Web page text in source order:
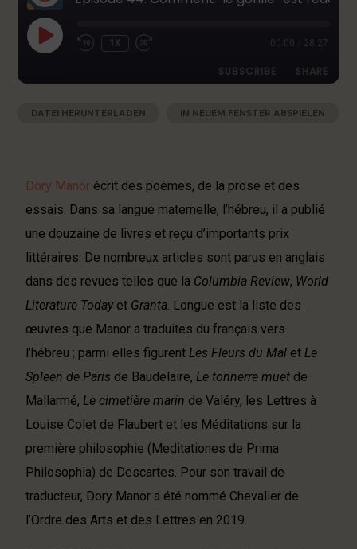
1X 00:00 28:27
SUBSCRIBE SHARE
Apple Podcasts Deezer
RSS FEED
SHARE
EMBED
DATEI HERUNTERLADEN
IN NEUEM FENSTER ABSPIELEN
Dory Manor écrit des poèmes, de la prose et des
essais. Dans sa langue maternelle, l’hébreu, il a publié
une douzaine de livres et reçu d’importants prix
littéraires. De nombreux articles sont parus en anglais
dans des revues telles que la Columbia Review, World
Literature Todayet Granta. Longue est la liste des
œuvres que Manor a traduites du français vers
l’hébreu ; parmi elles figurentLes Fleurs du Mal etLe
Spleen de Paris de Baudelaire,Le tonnerre muet de
Mallarmé,Le cimetière marin de Valéry, les Lettres à
Louise Colet de Flaubert et les Méditations sur la
première philosophie (Meditationes de Prima
Philosophia) de Descartes. Pour son travail de
traducteur, Dory Manor a été nommé Chevalier de
l’Ordre des Arts et des Lettres en 2019.